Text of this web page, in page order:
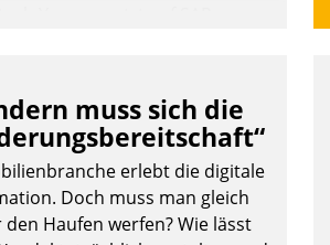
von Aufträgen der
Instandhaltung in die SAP-
deutscher
– und
damit den Weg vom
zum Dienstleisterauftrag.
muss sich die
erlebt die digitale
Doch muss man gleich
Haufen werfen? Wie lässt